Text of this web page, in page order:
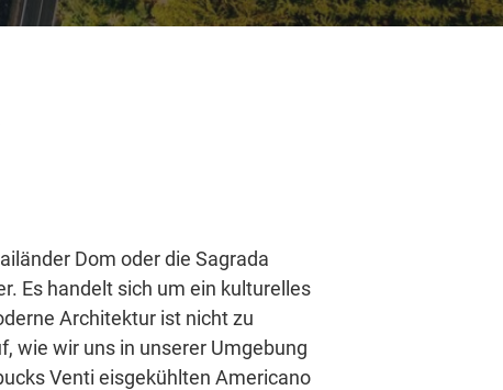
Dom oder die Sagrada
Es handelt sich um ein kulturelles
Architektur ist nicht zu
wie wir uns in unserer Umgebung
Venti eisgekühlten Americano